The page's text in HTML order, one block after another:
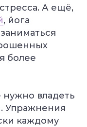
А ещё,
, йога
более
нужно владеть
Упражнения
каждому